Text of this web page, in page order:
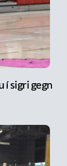
í sigri gegn